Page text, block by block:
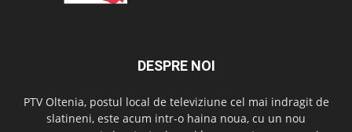
DESPRE NOI
PTV Oltenia, postul local de televiziune cel mai indragit de
slatineni, este acum intr-o haina noua, cu un nou